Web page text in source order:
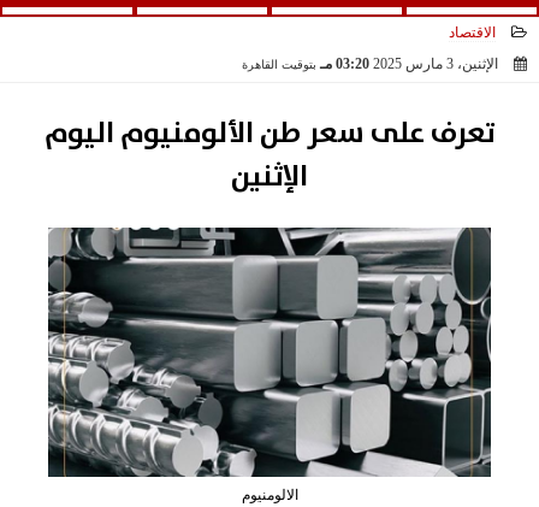
الاقتصاد
الإثنين، 3 مارس 2025
03:20 مـ بتوقيت القاهرة
تعرف على سعر طن الألومنيوم اليوم
الإثنين
الالومنيوم